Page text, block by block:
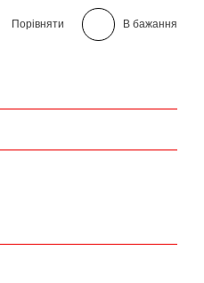
Порівняти В бажання